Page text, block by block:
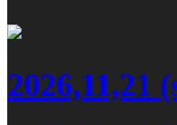
2026,11,21